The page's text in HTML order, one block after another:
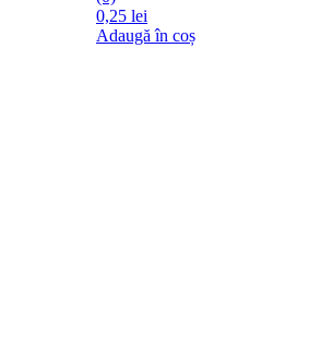
0,25 lei
Adaugă în coș